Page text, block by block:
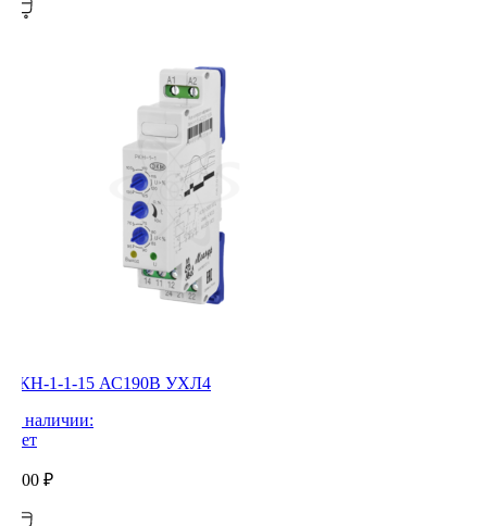
РКН-1-1-15 АС190В УХЛ4
В наличии:
Нет
0,00 ₽